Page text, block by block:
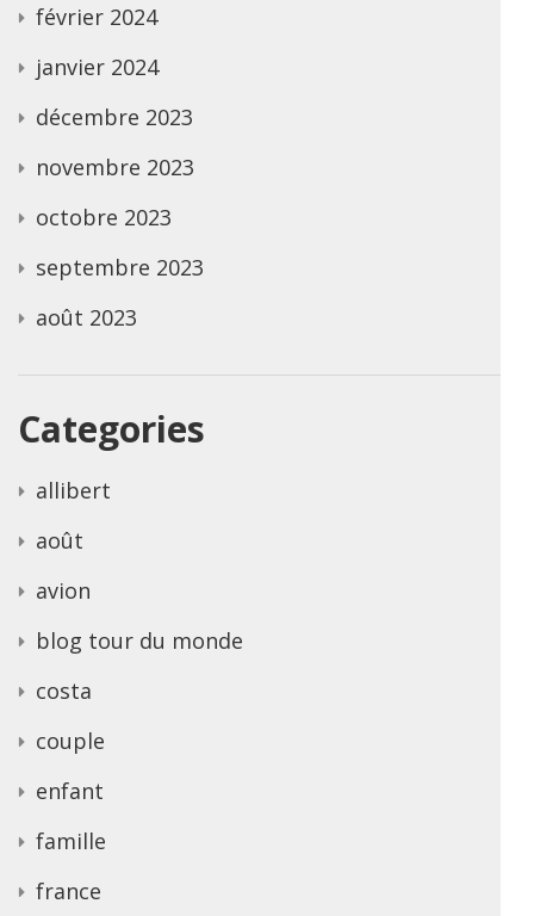
février 2024
janvier 2024
décembre 2023
novembre 2023
octobre 2023
septembre 2023
août 2023
Categories
allibert
août
avion
blog tour du monde
costa
couple
enfant
famille
france